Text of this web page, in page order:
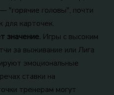
"горячие головы", почти
для карточек.
значение. Игры с высоким
за выживание или Лига
эмоциональные
ставки на
тренерам могут